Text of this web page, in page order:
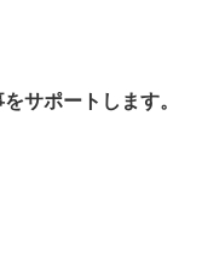
サポートします。